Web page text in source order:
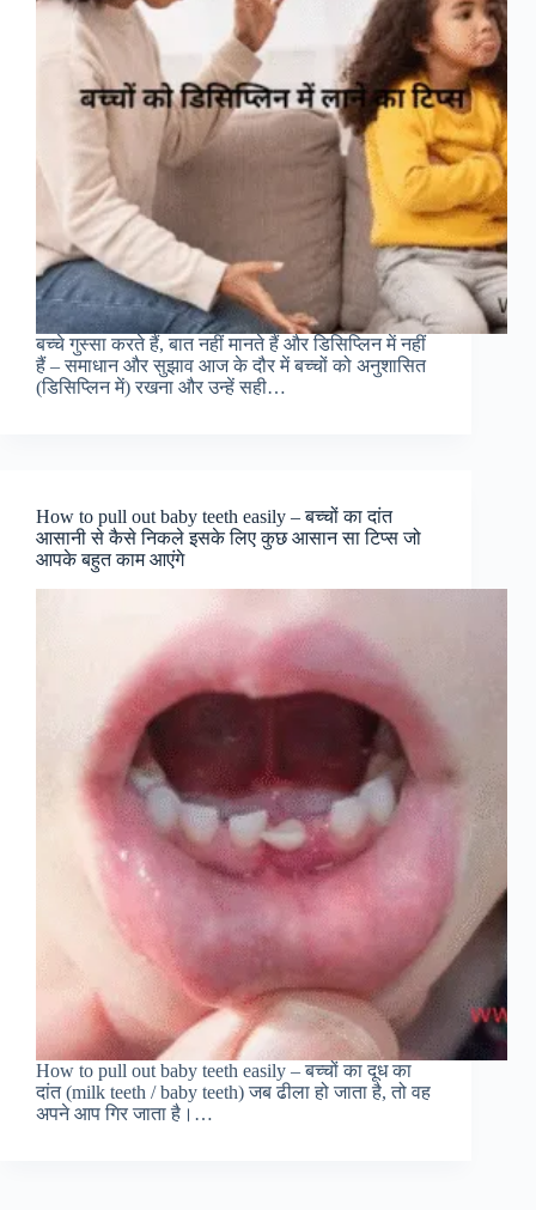
बच्चे गुस्सा करते हैं, बात नहीं मानते हैं और डिसिप्लिन में नहीं
हैं – समाधान और सुझाव आज के दौर में बच्चों को अनुशासित
(डिसिप्लिन में) रखना और उन्हें सही…
How to pull out baby teeth easily – बच्चों का दांत
आसानी से कैसे निकले इसके लिए कुछ आसान सा टिप्स जो
आपके बहुत काम आएंगे
How to pull out baby teeth easily – बच्‍चों का दूध का
दांत (milk teeth / baby teeth) जब ढीला हो जाता है, तो वह
अपने आप गिर जाता है।…